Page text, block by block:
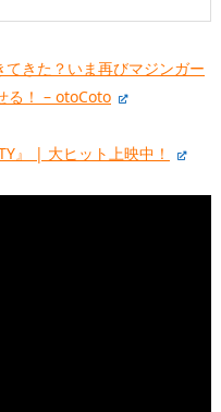
きた？いま再びマジンガー
る！ – otoCoto
』 | 大ヒット上映中！